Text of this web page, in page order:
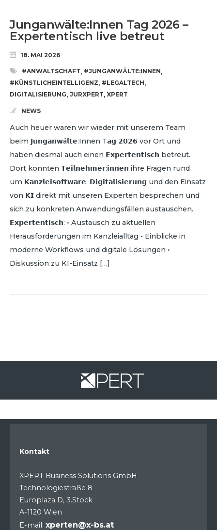
Junganwälte:Innen Tag 2026 –
Expertentisch live betreut
18. MAI 2026
#ANWALTSCHAFT, #JUNGANWÄLTE:INNEN,
#KÜNSTLICHEINTELLIGENZ, #LEGALTECH,
DIGITALISIERUNG, JURXPERT, XPERT
NEWS
Auch heuer waren wir wieder mit unserem Team
beim 𝗝𝘂𝗻𝗴𝗮𝗻𝘄ä𝗹𝘁𝗲:Innen T𝗮𝗴 𝟮𝟬𝟮𝟲 vor Ort und
haben diesmal auch einen 𝗘𝘅𝗽𝗲𝗿𝘁𝗲𝗻𝘁𝗶𝘀𝗰𝗵 betreut.
Dort konnten 𝗧𝗲𝗶𝗹𝗻𝗲𝗵𝗺𝗲𝗿:𝗶𝗻𝗻𝗲𝗻 ihre Fragen rund
um 𝗞𝗮𝗻𝘇𝗹𝗲𝗶𝘀𝗼𝗳𝘁𝘄𝗮𝗿𝗲, 𝗗𝗶𝗴𝗶𝘁𝗮𝗹𝗶𝘀𝗶𝗲𝗿𝘂𝗻𝗴 und den Einsatz
von 𝗞𝗜 direkt mit unseren Experten besprechen und
sich zu konkreten Anwendungsfällen austauschen.
𝗘𝘅𝗽𝗲𝗿𝘁𝗲𝗻𝘁𝗶𝘀𝗰𝗵: • Austausch zu aktuellen
Herausforderungen im Kanzleialltag • Einblicke in
moderne Workflows und digitale Lösungen •
Diskussion zu KI-Einsatz […]
Kontakt
XPERT Business Solutions GmbH
Technologiestraße 8
Europlaza D, 3.Stock
A-1120 Wien
E-mail: xperten@x-bs.at